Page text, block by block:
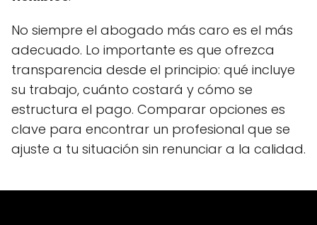
No siempre el abogado más caro es el más
adecuado. Lo importante es que ofrezca
transparencia desde el principio: qué incluye
su trabajo, cuánto costará y cómo se
estructura el pago. Comparar opciones es
clave para encontrar un profesional que se
ajuste a tu situación sin renunciar a la calidad.